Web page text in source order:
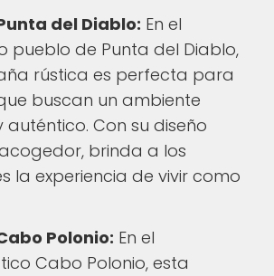
del Diablo: En el
pueblo de Punta del Diablo,
rústica es perfecta para
buscan un ambiente
auténtico. Con su diseño
brinda a los
la experiencia de vivir como
Polonio: En el
Cabo Polonio, esta